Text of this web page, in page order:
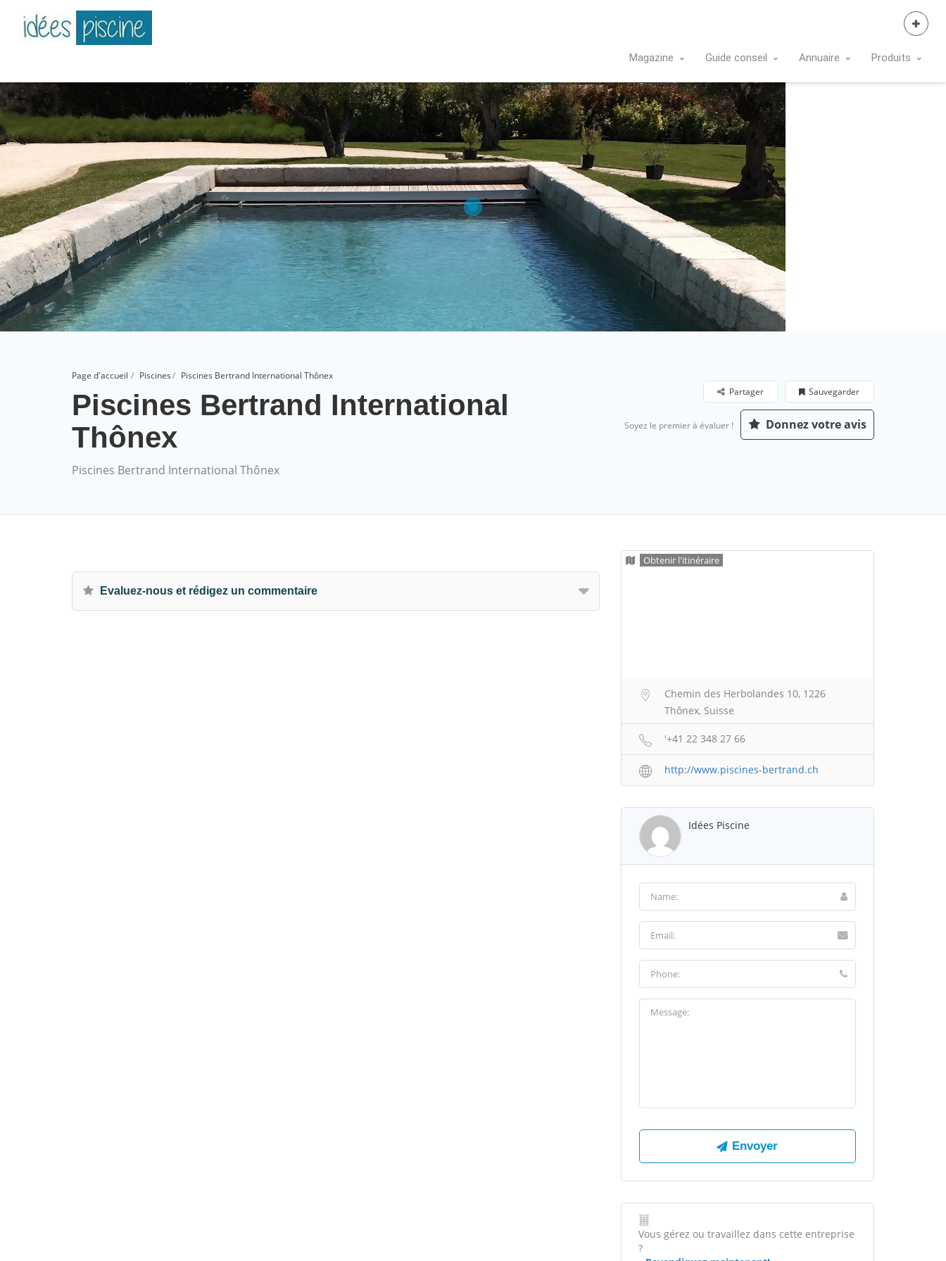
Magazine Guide conseil Annuaire Produits
Page d'accueil Piscines Piscines Bertrand International Thônex
Piscines Bertrand International
Thônex
Piscines Bertrand International Thônex
Sauvegarder
Partager
Soyez le premier à évaluer ! Donnez votre avis
Evaluez-nous et rédigez un commentaire
Obtenir l'itinéraire
Chemin des Herbolandes 10, 1226
Thônex, Suisse
'+41 22 348 27 66
http://www.piscines-bertrand.ch
Idées Piscine
Vous gérez ou travaillez dans cette entreprise
?